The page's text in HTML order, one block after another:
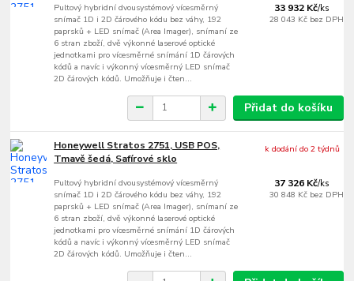
Pultový hybridní dvousystémový vícesměrný
snímač 1D i 2D čárového kódu bez váhy, 192
paprsků + LED snímač (Area Imager), snímaní ze
6 stran zboží, dvě výkonné laserové optické
jednotkami pro vícesměrné snímání 1D čárových
kódů a navíc i výkonný vícesměrný LED snímač
2D čárových kódů. Umožňuje i čten...
33 932 Kč/ks
28 043 Kč bez DPH
Přidat do košíku
Honeywell Stratos 2751, USB POS,
Tmavě šedá, Safírové sklo
Pultový hybridní dvousystémový vícesměrný
snímač 1D i 2D čárového kódu bez váhy, 192
paprsků + LED snímač (Area Imager), snímaní ze
6 stran zboží, dvě výkonné laserové optické
jednotkami pro vícesměrné snímání 1D čárových
kódů a navíc i výkonný vícesměrný LED snímač
2D čárových kódů. Umožňuje i čten...
37 326 Kč/ks
30 848 Kč bez DPH
k dodání do 2 týdnů